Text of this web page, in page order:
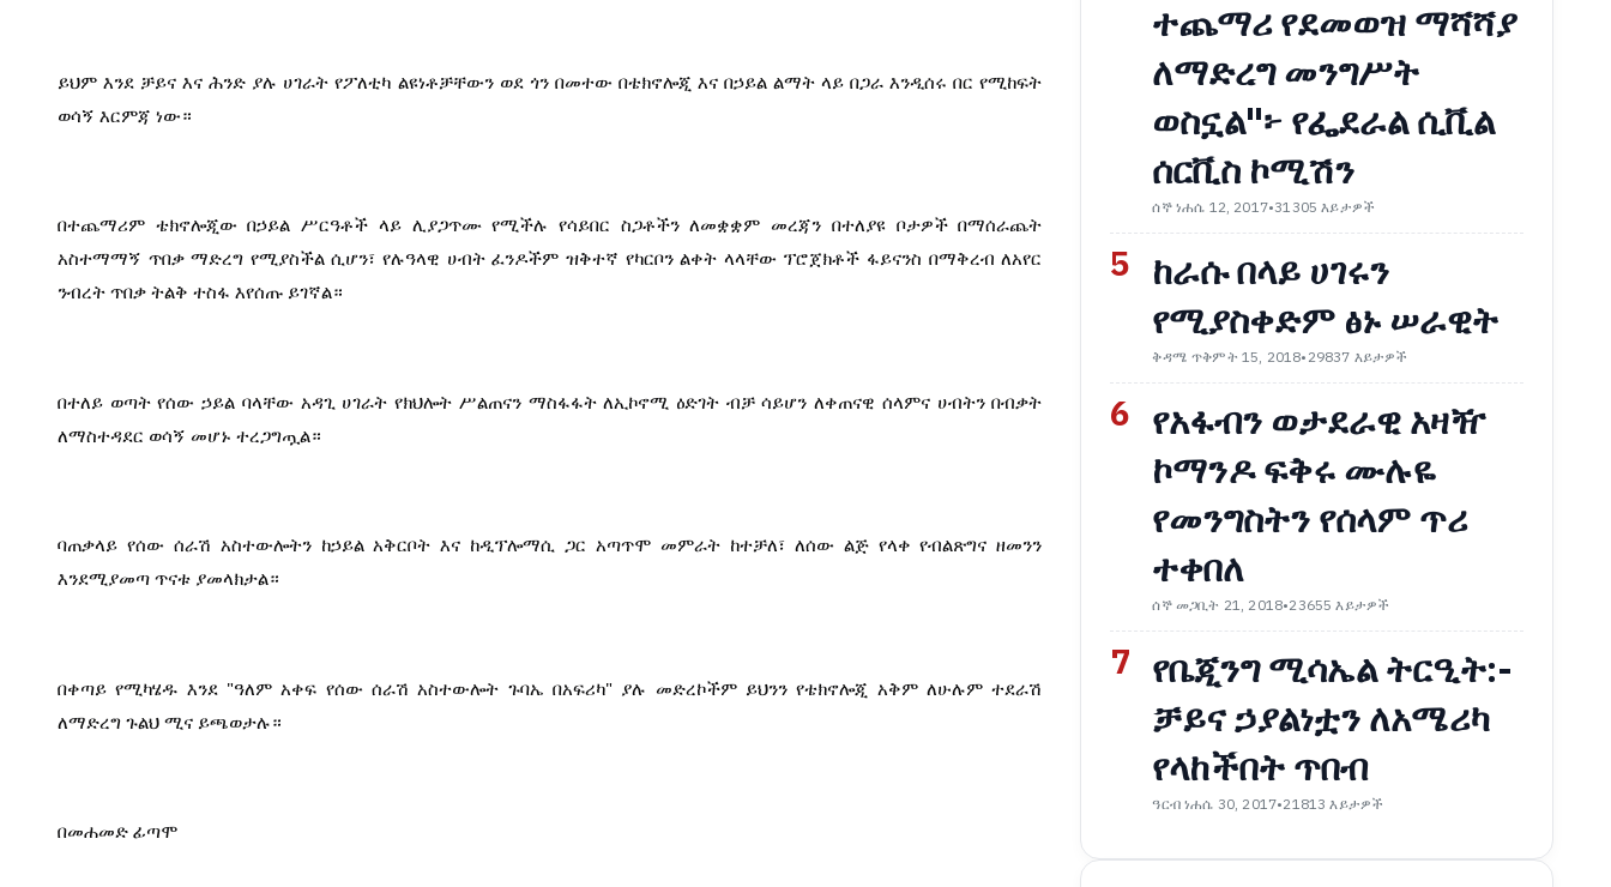
ይህም እንደ ቻይና እና ሕንድ ያሉ ሀገራት የፖለቲካ ልዩነቶቻቸውን ወደ ጎን በመተው በቴክኖሎጂ እና በኃይል ልማት ላይ በጋራ እንዲሰሩ በር የሚከፍት
ወሳኝ እርምጃ ነው።
በተጨማሪም ቴክኖሎጂው በኃይል ሥርዓቶች ላይ ሊያጋጥሙ የሚችሉ የሳይበር ስጋቶችን ለመቋቋም መረጃን በተለያዩ ቦታዎች በማሰራጨት
አስተማማኝ ጥበቃ ማድረግ የሚያስችል ሲሆን፣ የሉዓላዊ ሀብት ፈንዶችም ዝቅተኛ የካርቦን ልቀት ላላቸው ፕሮጀክቶች ፋይናንስ በማቅረብ ለአየር
ንብረት ጥበቃ ትልቅ ተስፋ እየሰጡ ይገኛል።
በተለይ ወጣት የሰው ኃይል ባላቸው አዳጊ ሀገራት የክህሎት ሥልጠናን ማስፋፋት ለኢኮኖሚ ዕድገት ብቻ ሳይሆን ለቀጠናዊ ሰላምና ሀብትን በብቃት
ለማስተዳደር ወሳኝ መሆኑ ተረጋግጧል።
ባጠቃላይ የሰው ሰራሽ አስተውሎትን ከኃይል አቅርቦት እና ከዲፕሎማሲ ጋር አጣጥሞ መምራት ከተቻለ፣ ለሰው ልጅ የላቀ የብልጽግና ዘመንን
እንደሚያመጣ ጥናቱ ያመላክታል።
በቀጣይ የሚካሄዱ እንደ "ዓለም አቀፍ የሰው ሰራሽ አስተውሎት ጉባኤ በአፍሪካ" ያሉ መድረኮችም ይህንን የቴክኖሎጂ አቅም ለሁሉም ተደራሽ
ለማድረግ ጉልህ ሚና ይጫወታሉ።
በመሐመድ ፊጣሞ
ተጨማሪ የደመወዝ ማሻሻያ
ለማድረግ መንግሥት
ወስኗል"፦ የፌደራል ሲቪል
ሰርቪስ ኮሚሽን
ሰኞ ነሐሴ 12, 2017•31305 እይታዎች
5 ከራሱ በላይ ሀገሩን
የሚያስቀድም ፅኑ ሠራዊት
ቅዳሜ ጥቅምት 15, 2018•29837 እይታዎች
6 የአፋብን ወታደራዊ አዛዥ
ኮማንዶ ፍቅሩ ሙሉዬ
የመንግስትን የሰላም ጥሪ
ተቀበለ
ሰኞ መጋቢት 21, 2018•23655 እይታዎች
7 የቤጂንግ ሚሳኤል ትርዒት:-
ቻይና ኃያልነቷን ለአሜሪካ
የላከችበት ጥበብ
ዓርብ ነሐሴ 30, 2017•21813 እይታዎች